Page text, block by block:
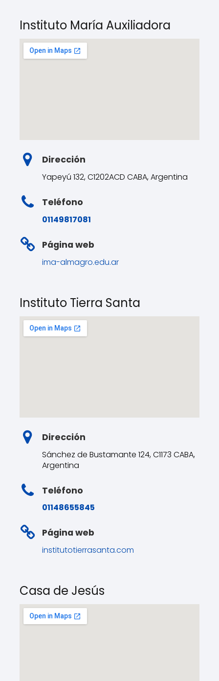
Instituto María Auxiliadora
Dirección
Yapeyú 132, C1202ACD CABA, Argentina
Teléfono
01149817081
Página web
ima-almagro.edu.ar
Instituto Tierra Santa
Dirección
Sánchez de Bustamante 124, C1173 CABA,
Argentina
Teléfono
01148655845
Página web
institutotierrasanta.com
Casa de Jesús